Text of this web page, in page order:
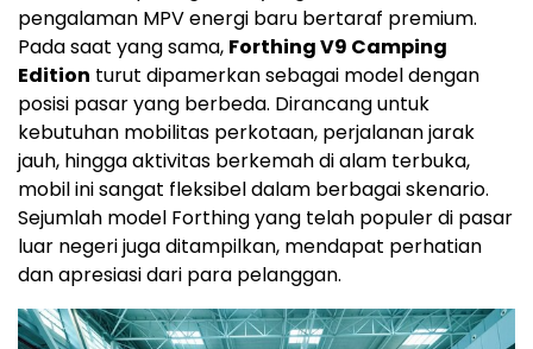
pengalaman MPV energi baru bertaraf premium.
Pada saat yang sama, Forthing V9 Camping
Edition turut dipamerkan sebagai model dengan
posisi pasar yang berbeda. Dirancang untuk
kebutuhan mobilitas perkotaan, perjalanan jarak
jauh, hingga aktivitas berkemah di alam terbuka,
mobil ini sangat fleksibel dalam berbagai skenario.
Sejumlah model Forthing yang telah populer di pasar
luar negeri juga ditampilkan, mendapat perhatian
dan apresiasi dari para pelanggan.